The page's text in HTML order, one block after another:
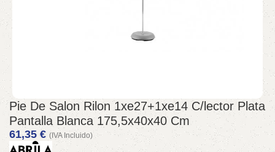
Pie De Salon Rilon 1xe27+1xe14 C/lector Plata
Pantalla Blanca 175,5x40x40 Cm
61,35€ (IVA Incluido)